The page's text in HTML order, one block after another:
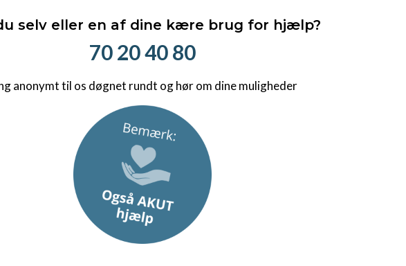
selv eller en af dine kære brug for hjælp?
70 20 40 80
anonymt til os døgnet rundt og hør om dine muligheder